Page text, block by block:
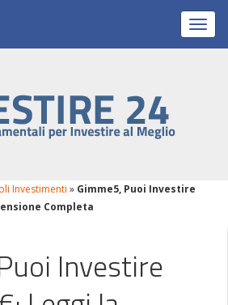
Investimenti » Gimme5, Puoi Investire
Completa
Investire